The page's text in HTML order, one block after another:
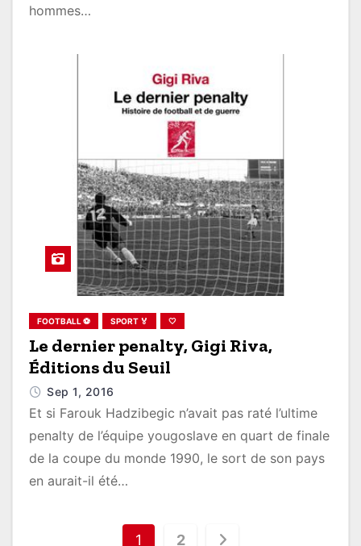
hommes…
FOOTBALL ⚽ SPORT 🏅 🤍
Le dernier penalty, Gigi Riva,
Éditions du Seuil
Sep 1, 2016
Et si Farouk Hadzibegic n’avait pas raté l’ultime
penalty de l’équipe yougoslave en quart de finale
de la coupe du monde 1990, le sort de son pays
en aurait-il été…
1 2